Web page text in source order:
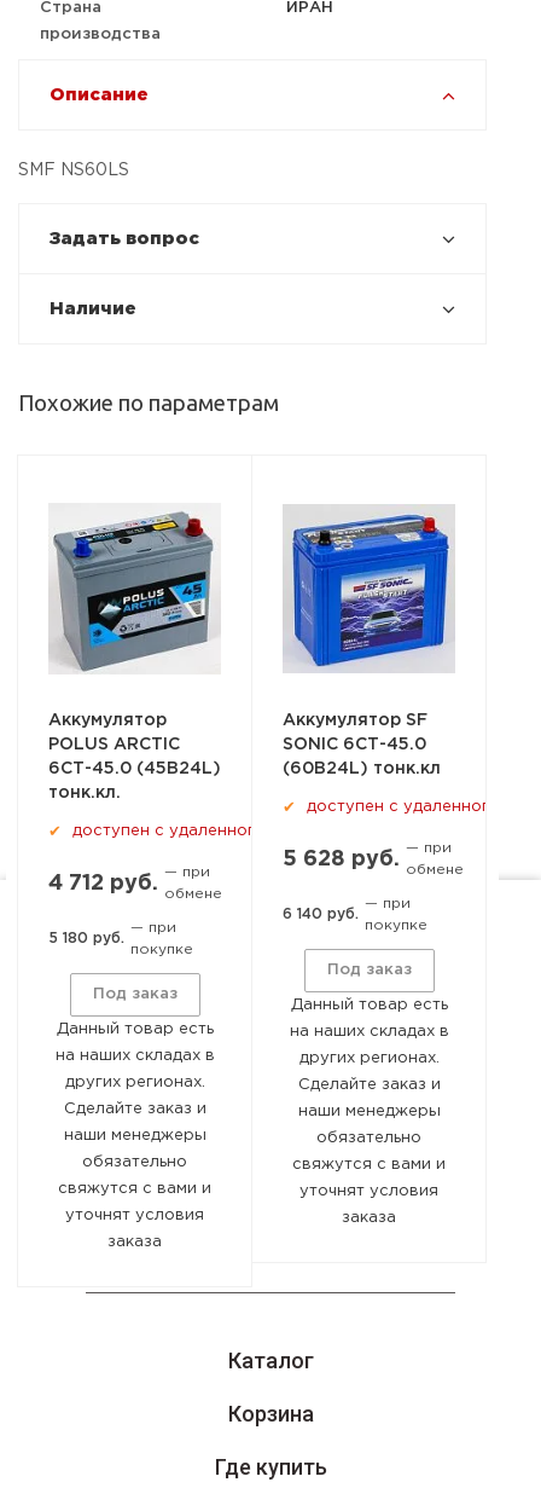
Страна
производства
ИРАН
Описание
SMF NS60LS
Задать вопрос
Наличие
Похожие по параметрам
Аккумулятор
POLUS ARCTIC
6СТ-45.0 (45B24L)
тонк.кл.
✔ доступен с удаленного склада
4 712 руб.
— при
обмене
5 180 руб.
— при
покупке
Под заказ
Данный товар есть
на наших складах в
других регионах.
Сделайте заказ и
наши менеджеры
обязательно
свяжутся с вами и
уточнят условия
заказа
Аккумулятор SF
SONIC 6СТ-45.0
(60B24L) тонк.кл
✔ доступен с удаленного
5 628 руб.
— при
обмене
6 140 руб.
— при
покупке
Под заказ
Данный товар есть
на наших складах в
других регионах.
Сделайте заказ и
наши менеджеры
обязательно
свяжутся с вами и
уточнят условия
заказа
Каталог
Корзина
Где купить
Ростов-на-Дону, пер. 1-й
Машиностроительный, 15-
А
8 (800) 551-09-18
Оставайтесь на связи